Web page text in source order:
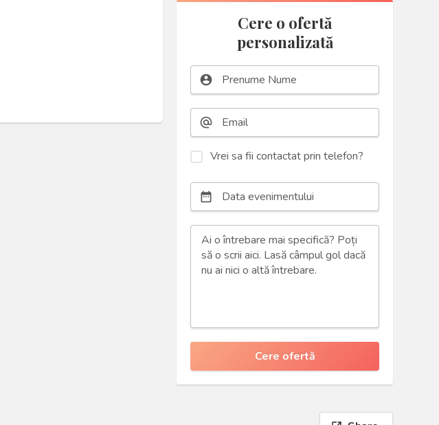
Cere o ofertă
personalizată
account_circle
alternate_email
Vrei sa fii contactat prin telefon?
date_range
Cere ofertă